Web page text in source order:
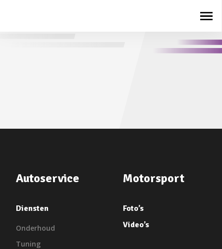
Autoservice
Diensten
Onderhoud
Tuning
Motorsport
Foto’s
Video’s